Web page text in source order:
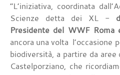
“L’iniziativa, coordinata
Scienze detta dei XL -
Presidente del WWF Roma
ancora una volta l’occasione
biodiversità, a partire da
Castelporziano, che